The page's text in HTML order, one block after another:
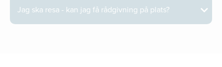
Jag ska resa - kan jag få rådgivning på plats?